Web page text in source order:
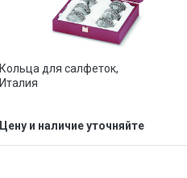
Кольца для салфеток,
Италия
Цену и наличие уточняйте